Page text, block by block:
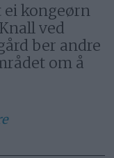
ei kongeørn
ved
ber andre
om å